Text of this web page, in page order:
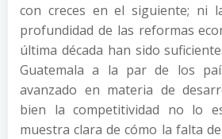
con creces en el siguiente; ni
profundidad de las reformas
última década han sido
Guatemala a la par de los
avanzado en materia de
bien la competitividad no lo
muestra clara de cómo la falta